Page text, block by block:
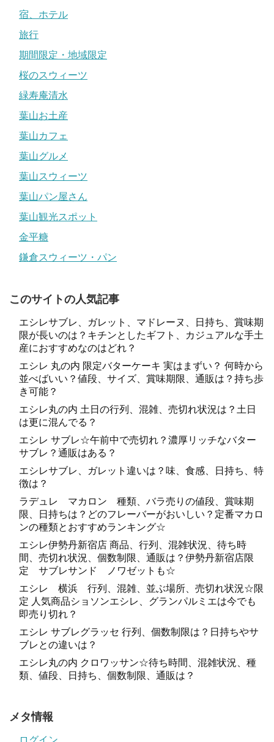
宿、ホテル
旅行
期間限定・地域限定
桜のスウィーツ
緑寿庵清水
葉山お土産
葉山カフェ
葉山グルメ
葉山スウィーツ
葉山パン屋さん
葉山観光スポット
金平糖
鎌倉スウィーツ・パン
このサイトの人気記事
エシレサブレ、ガレット、マドレーヌ、日持ち、賞味期
限が長いのは？キチンとしたギフト、カジュアルな手土
産におすすめなのはどれ？
エシレ 丸の内 限定バターケーキ 実はまずい？ 何時から
並べばいい？値段、サイズ、賞味期限、通販は？持ち歩
き可能？
エシレ丸の内 土日の行列、混雑、売切れ状況は？土日
は更に混んでる？
エシレ サブレ☆午前中で売切れ？濃厚リッチなバター
サブレ？通販はある？
エシレサブレ、ガレット違いは？味、食感、日持ち、特
徴は？
ラデュレ マカロン 種類、バラ売りの値段、賞味期
限、日持ちは？どのフレーバーがおいしい？定番マカロ
ンの種類とおすすめランキング☆
エシレ伊勢丹新宿店 商品、行列、混雑状況、待ち時
間、売切れ状況、個数制限、通販は？伊勢丹新宿店限
定 サブレサンド ノワゼットも☆
エシレ 横浜 行列、混雑、並ぶ場所、売切れ状況☆限
定 人気商品ショソンエシレ、グランパルミエは今でも
即売り切れ？
エシレ サブレグラッセ 行列、個数制限は？日持ちやサ
ブレとの違いは？
エシレ丸の内 クロワッサン☆待ち時間、混雑状況、種
類、値段、日持ち、個数制限、通販は？
メタ情報
ログイン